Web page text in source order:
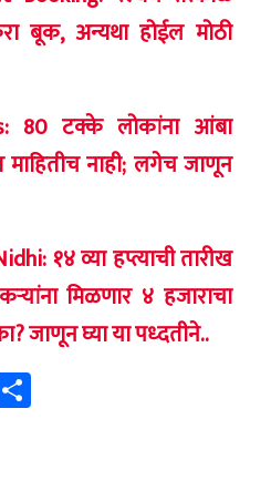
बूक, अन्यथा होईल मोठी
80 टक्के लोकांना आंबा
माहितीच नाही; लगेच जाणून
१४ व्या हप्त्याची तारीख
मिळणार ४ हजाराचा
जाणून घ्या या पध्दतीने..